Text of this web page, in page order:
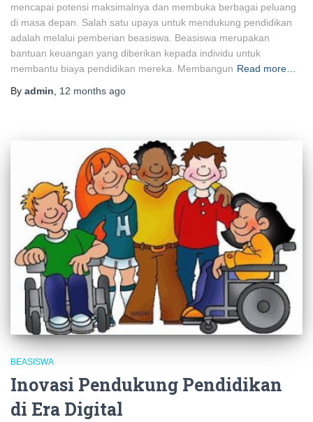
mencapai potensi maksimalnya dan membuka berbagai peluang
di masa depan. Salah satu upaya untuk mendukung pendidikan
adalah melalui pemberian beasiswa. Beasiswa merupakan
bantuan keuangan yang diberikan kepada individu untuk
membantu biaya pendidikan mereka. Membangun Read more…
By admin 12 months ago
BEASISWA
Inovasi Pendukung Pendidikan
di Era Digital